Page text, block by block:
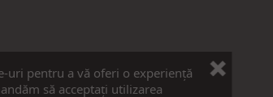
uri pentru a vă oferi o experiență
să acceptați utilizarea